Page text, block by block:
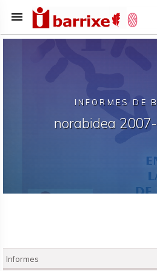
menu
INFORMES DE
norabidea
Informes